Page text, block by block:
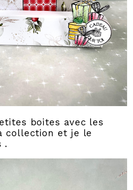
boites avec les
collection et je le
.